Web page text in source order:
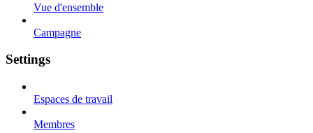
Vue d'ensemble
Campagne
Settings
Espaces de travail
Membres